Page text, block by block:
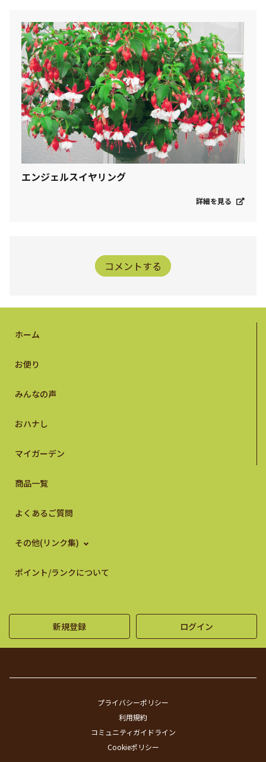
エンジェルスイヤリング
詳細を見る
コメントする
ホーム
お便り
みんなの声
おハナし
マイガーデン
商品一覧
よくあるご質問
その他(リンク集)
ポイント/ランクについて
新規登録 ログイン
プライバシーポリシー
利用規約
コミュニティガイドライン
Cookieポリシー